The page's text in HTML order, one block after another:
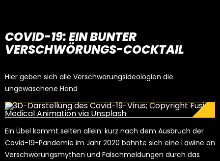
COVID-19:EIN BUNTER
VERSCHWÖRUNGS-COCKTAIL
Hier geben sich alle Verschwörungsideologien die
ungewaschene Hand
Ein Übel kommt selten allein: kurz nach dem Ausbruch der
Covid-19-Pandemie im Jahr 2020 bahnte sich eine Lawine an
Verschwörungsmythen und Falschmeldungen durch das